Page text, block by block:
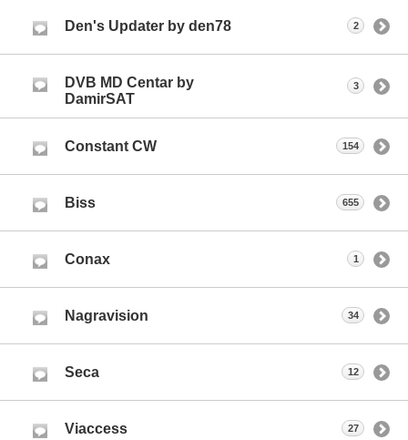
Den's Updater by den78 2
DVB MD Centar by
DamirSAT
3
Constant CW 154
Biss 655
Conax 1
Nagravision 34
Seca 12
Viaccess 27